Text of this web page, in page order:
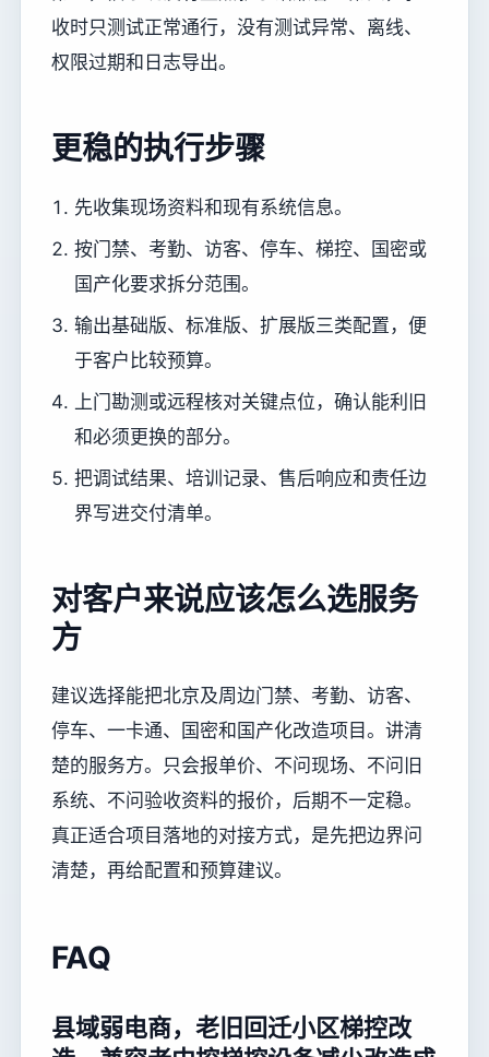
收时只测试正常通行，没有测试异常、离线、
权限过期和日志导出。
更稳的执行步骤
先收集现场资料和现有系统信息。
按门禁、考勤、访客、停车、梯控、国密或
国产化要求拆分范围。
输出基础版、标准版、扩展版三类配置，便
于客户比较预算。
上门勘测或远程核对关键点位，确认能利旧
和必须更换的部分。
把调试结果、培训记录、售后响应和责任边
界写进交付清单。
对客户来说应该怎么选服务
方
建议选择能把北京及周边门禁、考勤、访客、
停车、一卡通、国密和国产化改造项目。讲清
楚的服务方。只会报单价、不问现场、不问旧
系统、不问验收资料的报价，后期不一定稳。
真正适合项目落地的对接方式，是先把边界问
清楚，再给配置和预算建议。
FAQ
县域弱电商，老旧回迁小区梯控改